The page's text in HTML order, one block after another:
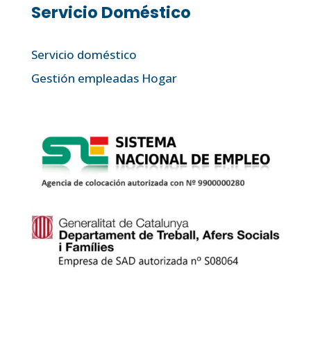
Servicio Doméstico
Servicio doméstico
Gestión empleadas Hogar